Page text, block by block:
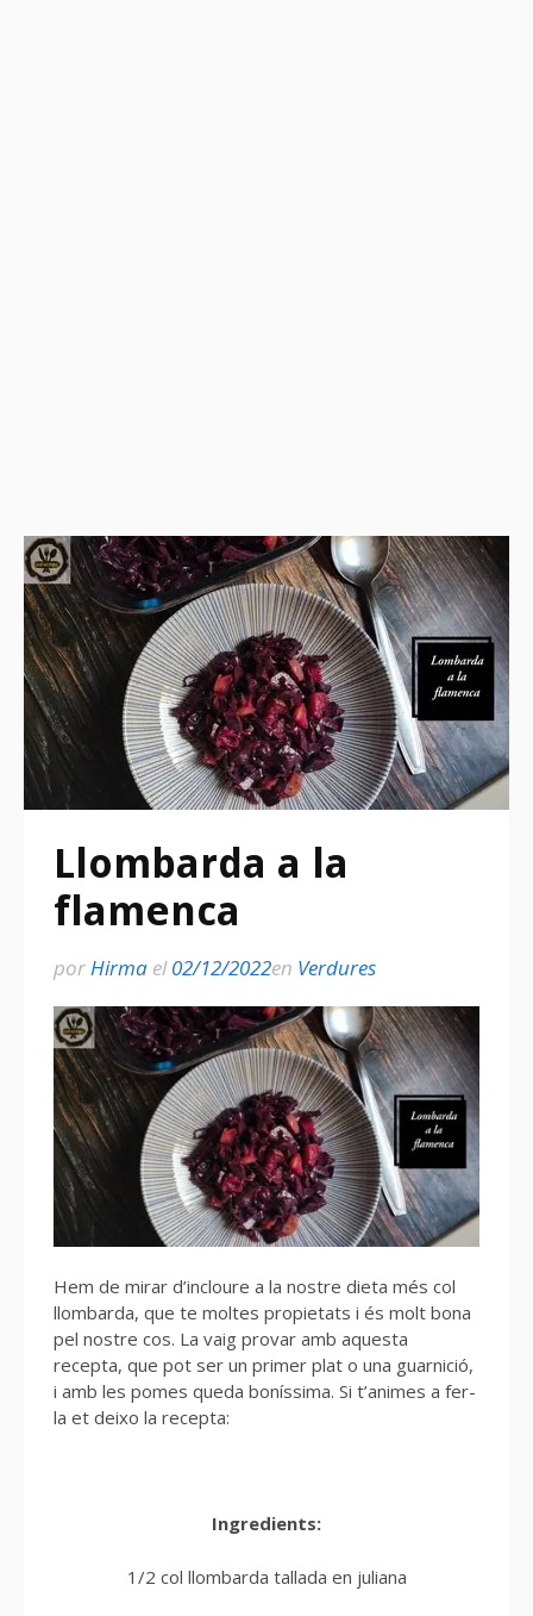
Llombarda a la
flamenca
porHirma el02/12/2022en Verdures
Hem de mirar d’incloure a la nostre dieta més col
llombarda, que te moltes propietats i és molt bona
pel nostre cos. La vaig provar amb aquesta
recepta, que pot ser un primer plat o una guarnició,
i amb les pomes queda boníssima. Si t’animes a fer-
la et deixo la recepta:
Ingredients:
1/2 col llombarda tallada en juliana